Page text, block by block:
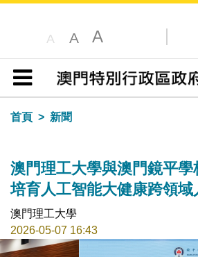
A A A
目錄
首頁
新聞
澳門理工大學與澳門鏡平
培育人工智能大健康跨領域
澳門理工大學
2026-05-07 16:43